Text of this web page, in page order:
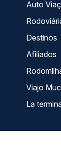
Auto
Destinos
Afiliados
Viajo